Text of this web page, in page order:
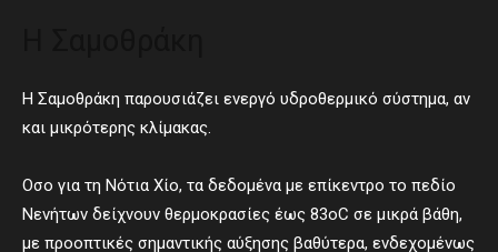
Η Σαμοθράκη παρουσιάζει ενεργό υδροθερμικό σύστημα, αν
και μικρότερης κλίμακας.
Οσο για τη Νότια Χίο, τα δεδομένα με επίκεντρο το πεδίο
Νενήτων δείχνουν θερμοκρασίες έως 83οC σε μικρά βάθη,
με προοπτικές σημαντικής αύξησης βαθύτερα, ενδεχομένως